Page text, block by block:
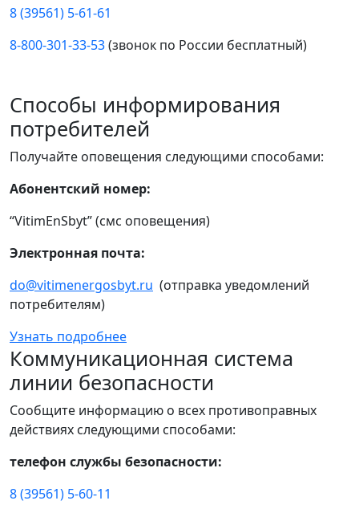
8 (39561) 5-61-61
8-800-301-33-53(звонок по России бесплатный)
Способы информирования
потребителей
Получайте оповещения следующими способами:
Абонентский номер:
“VitimEnSbyt” (смс оповещения)
Электронная почта:
do@vitimenergosbyt.ru (отправка уведомлений
потребителям)
Узнать подробнее
Коммуникационная система
линии безопасности
Сообщите информацию о всех противоправных
действиях следующими способами:
телефон службы безопасности:
8 (39561) 5-60-11